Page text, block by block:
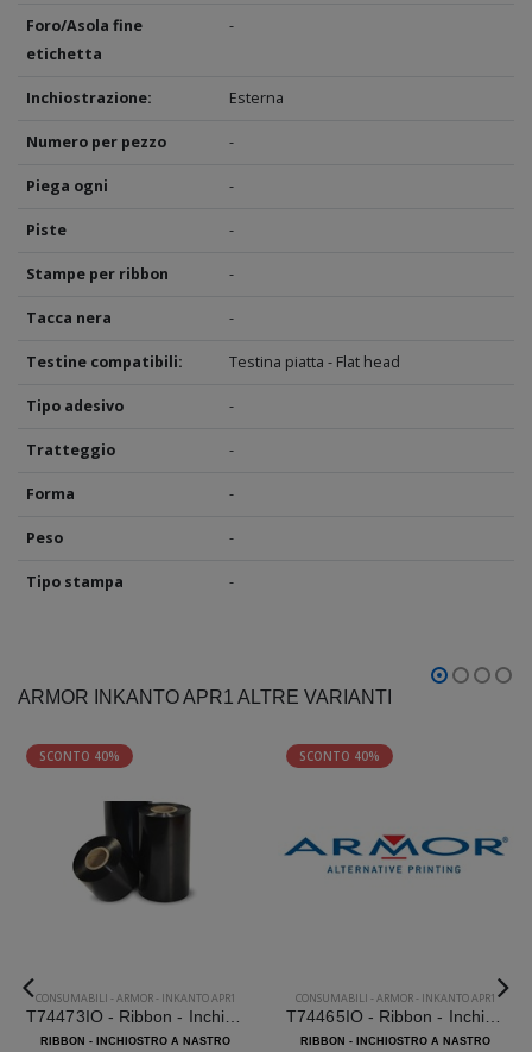
Foro/Asola fine
etichetta
-
Inchiostrazione: Esterna
Numero per pezzo -
Piega ogni -
Piste -
Stampe per ribbon -
Tacca nera -
Testine compatibili: Testina piatta - Flat head
Tipo adesivo -
Tratteggio -
Forma -
Peso -
Tipo stampa -
ARMOR INKANTO APR1 ALTRE VARIANTI
SCONTO 40%
CONSUMABILI - ARMOR- INKANTO APR1
T74473IO - Ribbon - Inchiostro a nastro Armor Inkanto APR1
RIBBON - INCHIOSTRO A NASTRO
SCONTO 40%
CONSUMABILI - ARMOR- INKANTO APR1
T74465IO - Ribbon - Inchiostro a nastro Armor Inkanto APR1
RIBBON - INCHIOSTRO A NASTRO